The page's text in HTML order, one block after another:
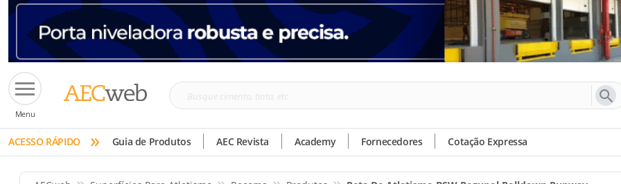
Menu
Busque
tinta,
etc
ACESSO RÁPIDO » Guia de Produtos AEC Revista Academy Fornecedores Cotação Expressa